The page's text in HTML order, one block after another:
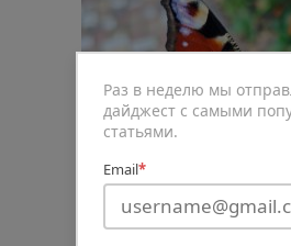
Раз в неделю мы
дайджест с самыми
статьями.
Email*